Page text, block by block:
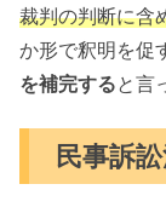
裁判の判断に含
か形で釈明を促
を補完すると言
民事訴